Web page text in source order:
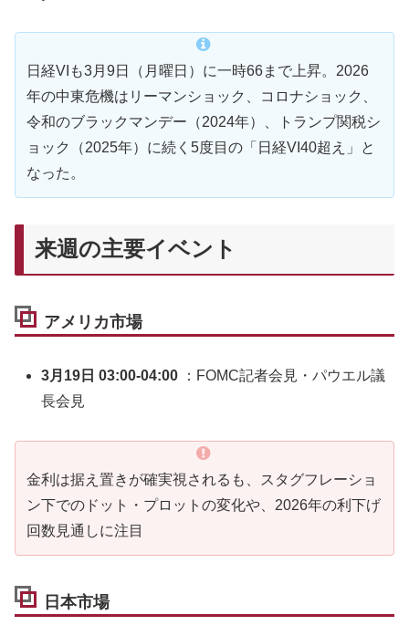
日経VIも3月9日（月曜日）に一時66まで上昇。2026
年の中東危機はリーマンショック、コロナショック、
令和のブラックマンデー（2024年）、トランプ関税シ
ョック（2025年）に続く5度目の「日経VI40超え」と
なった。
来週の主要イベント
アメリカ市場
3月19日 03:00-04:00 ：FOMC記者会見・パウエル議
長会見
金利は据え置きが確実視されるも、スタグフレーショ
ン下でのドット・プロットの変化や、2026年の利下げ
回数見通しに注目
日本市場